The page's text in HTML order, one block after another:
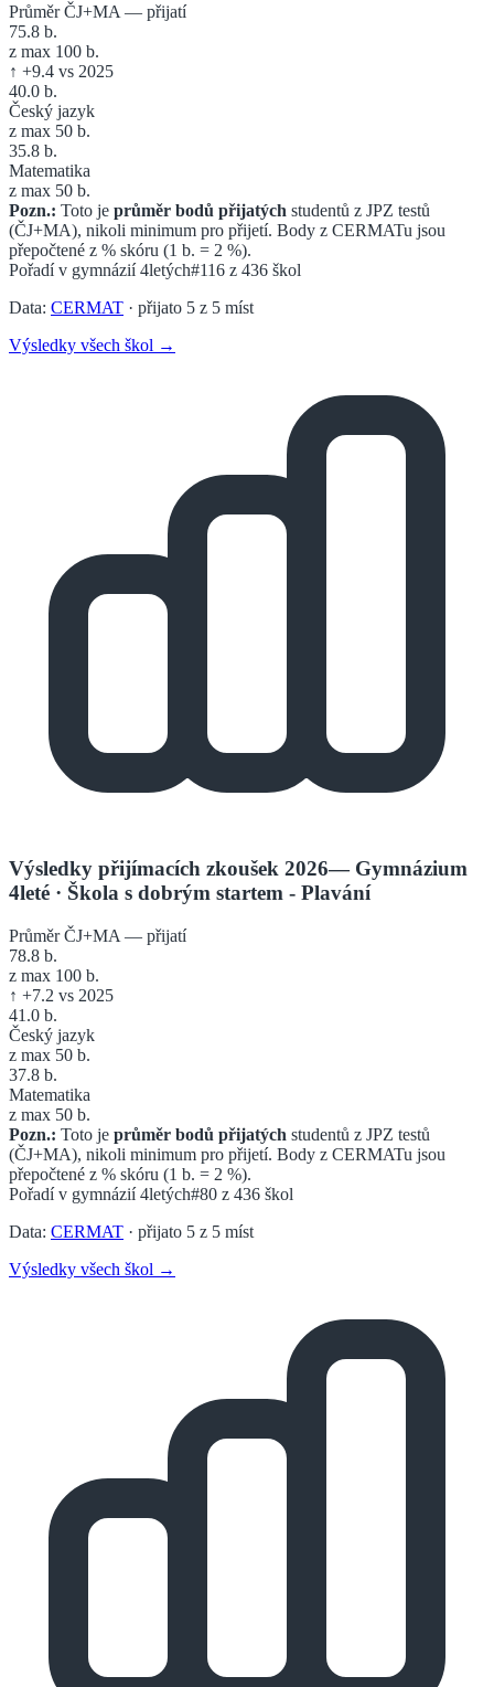
Průměr ČJ+MA — přijatí
75.8 b.
z max 100 b.
↑ +9.4 vs 2025
40.0 b.
Český jazyk
z max 50 b.
35.8 b.
Matematika
z max 50 b.
Pozn.: Toto je průměr bodů přijatých studentů z JPZ testů
(ČJ+MA), nikoli minimum pro přijetí. Body z CERMATu jsou
přepočtené z % skóru (1 b. = 2 %).
Pořadí v gymnázií 4letých#116 z 436 škol
Data: CERMAT · přijato 5 z 5 míst
Výsledky všech škol →
Výsledky přijímacích zkoušek 2026— Gymnázium
4leté · Škola s dobrým startem - Plavání
Průměr ČJ+MA — přijatí
78.8 b.
z max 100 b.
↑ +7.2 vs 2025
41.0 b.
Český jazyk
z max 50 b.
37.8 b.
Matematika
z max 50 b.
Pozn.: Toto je průměr bodů přijatých studentů z JPZ testů
(ČJ+MA), nikoli minimum pro přijetí. Body z CERMATu jsou
přepočtené z % skóru (1 b. = 2 %).
Pořadí v gymnázií 4letých#80 z 436 škol
Data: CERMAT · přijato 5 z 5 míst
Výsledky všech škol →